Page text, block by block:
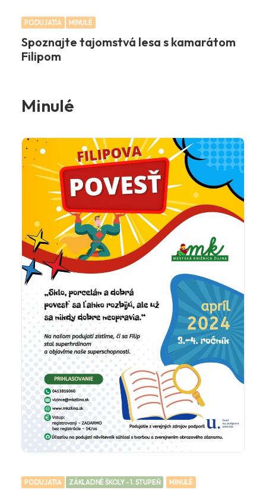
PODUJATIA MINULÉ
Spoznajte tajomstvá lesa s kamarátom
Filipom
Minulé
PODUJATIA ZÁKLADNÉ ŠKOLY - 1. STUPEŇ MINULÉ